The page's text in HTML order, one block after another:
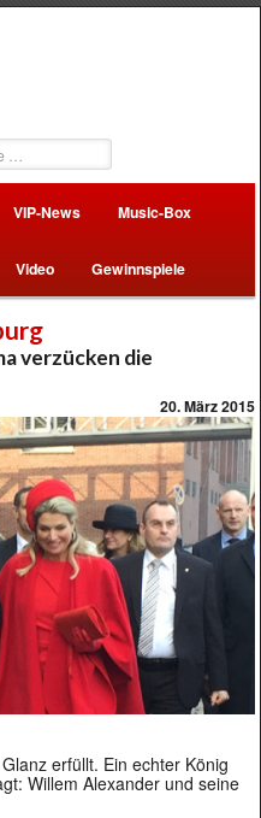
VIP-News Music-Box
Video Gewinnspiele
verzücken die
20. März 2015
erfüllt. Ein echter König
Willem Alexander und seine